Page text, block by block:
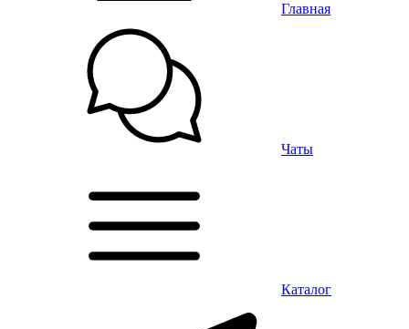
Главная
Чаты
Каталог